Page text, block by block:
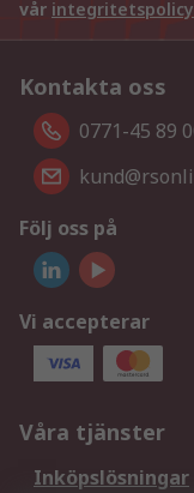
vår integritetspolicy
Kontakta oss
0771-45 89
Följ oss på
Vi accepterar
Våra tjänster
Inköpslösningar